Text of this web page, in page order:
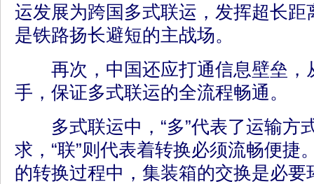
运发展为跨国多式联运，发挥超长距
是铁路扬长避短的主战场。
再次，中国还应打通信息壁垒，
手，保证多式联运的全流程畅通。
多式联运中，“多”代表了运输方
求，“联”则代表着转换必须流畅便捷
的转换过程中，集装箱的交换是必